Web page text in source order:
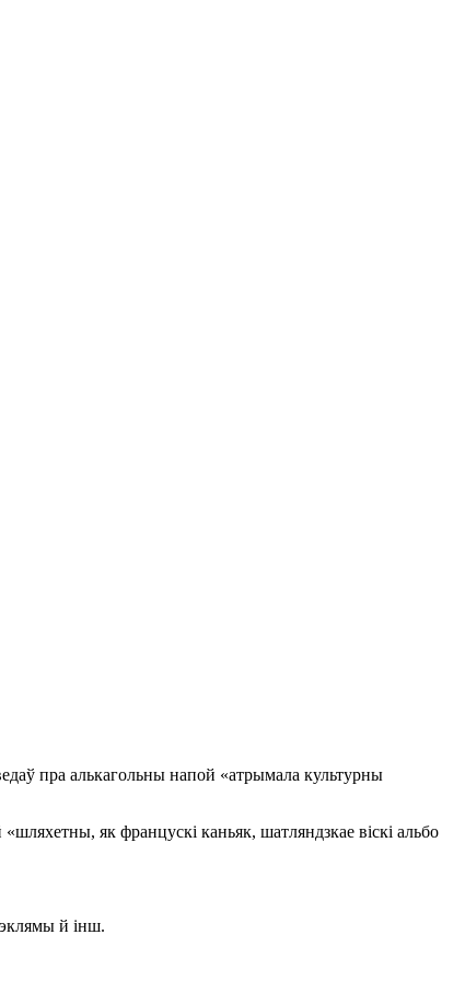
пра алькагольны напой «атрымала культурны
як францускі каньяк, шатляндзкае віскі альбо
й інш.